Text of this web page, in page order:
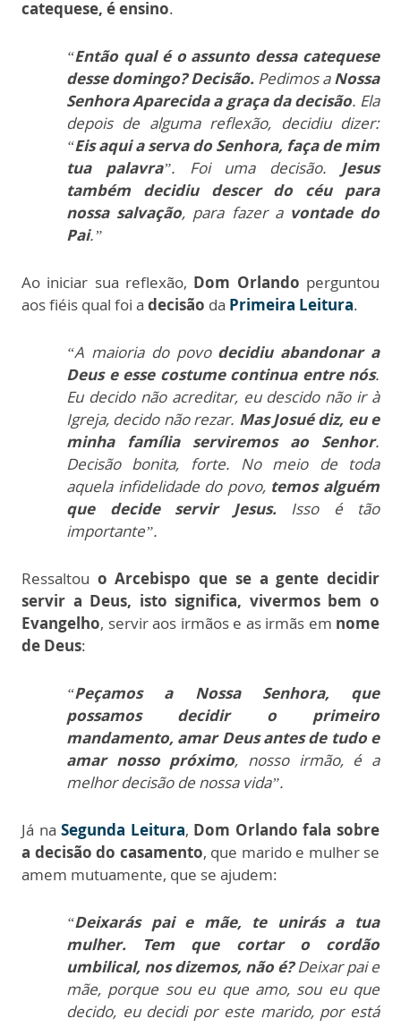
catequese, é ensino.
“Então qual é o assunto dessa catequese
desse domingo? Decisão. Pedimos aNossa
Senhora Aparecida a graça da decisão. Ela
depois de alguma reflexão, decidiu dizer:
“Eis aqui a serva do Senhora, faça de mim
tua palavra”. Foi uma decisão. Jesus
também decidiu descer do céu para
nossa salvação, para fazer a vontade do
Pai.”
Ao iniciar sua reflexão, Dom Orlando perguntou
aos fiéis qual foi a decisão da Primeira Leitura.
“A maioria do povo decidiu abandonar a
Deus e esse costume continua entre nós.
Eu decido não acreditar, eu descido não ir à
Igreja, decido não rezar. Mas Josué diz, eu e
minha família serviremos ao Senhor.
Decisão bonita, forte. No meio de toda
aquela infidelidade do povo, temos alguém
que decide servir Jesus.Isso é tão
importante”.
Ressaltou o Arcebispo que se a gente decidir
servir a Deus, isto significa, vivermos bem o
Evangelho, servir aos irmãos e as irmãs em nome
de Deus:
“Peçamos a Nossa Senhora, que
possamos decidir o primeiro
mandamento, amar Deus antes de tudo e
amar nosso próximo, nosso irmão, é a
melhor decisão de nossa vida”.
Já naSegunda Leitura, Dom Orlando fala sobre
a decisão do casamento, que marido e mulher se
amem mutuamente, que se ajudem:
“Deixarás pai e mãe, te unirás a tua
mulher. Tem que cortar o cordão
umbilical, nos dizemos, não é?Deixar pai e
mãe, porque sou eu que amo, sou eu que
decido, eu decidi por este marido, por está